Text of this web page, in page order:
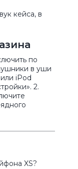
кейса, в
по
в уши
iPod
2.
XS?